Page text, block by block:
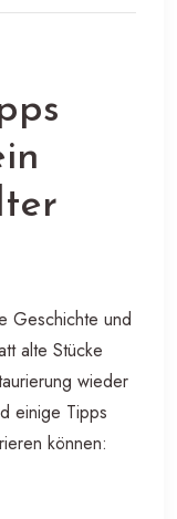
Geschichte und
alte Stücke
wieder
einige Tipps
können: